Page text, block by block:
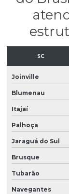
Projeto de
Projeto de
Projeto esgoto
Projeto de estrutura
Projeto estrutural
Projeto estrutural
Projeto estrutural
Projeto estrutural
Projeto estrutural
SC
Joinville
Blumenau
Itajaí
Palhoça
Jaraguá do Sul
Brusque
Tubarão
Navegantes